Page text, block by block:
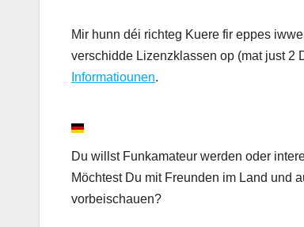
Mir hunn déi richteg Kuere fir eppes
verschidde Lizenzklassen op (mat just 2
Informatiounen.
Du willst Funkamateur werden oder
Möchtest Du mit Freunden im Land und
vorbeischauen?